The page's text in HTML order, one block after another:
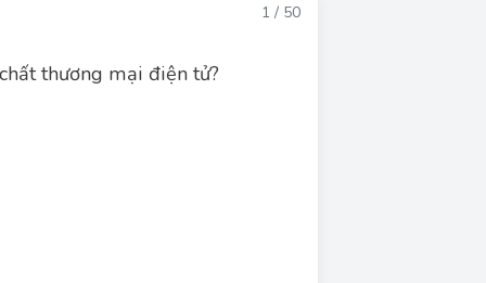
1 / 50
thương mại điện tử?
thực hiện các hoạt động kinh doanh thông
Trade) và các hoạt động kinh doanh
gọi "không đúng bản chất" của thương
điện tử, nên câu D (Các câu trả lời trên